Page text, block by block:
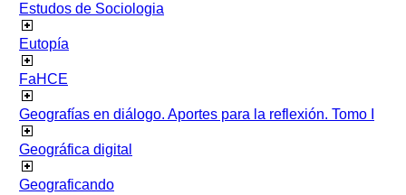
Estudos de Sociologia
Eutopía
FaHCE
Geografías en diálogo. Aportes para la reflexión. Tomo I
Geográfica digital
Geograficando